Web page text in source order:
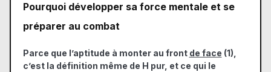
Pourquoi développer sa force mentale et se
préparer au combat
Parce que l’aptitude à monter au front de face (1),
c’est la définition même de H pur, et ce qui le